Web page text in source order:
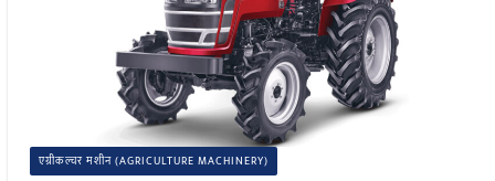
एग्रीकल्चर मशीन (AGRICULTURE MACHINERY)